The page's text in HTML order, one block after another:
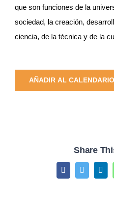
que son funciones de la
sociedad, la creación,
ciencia, de la técnica y de la
AÑADIR AL CALENDARIO
Share
FacebookTwitter